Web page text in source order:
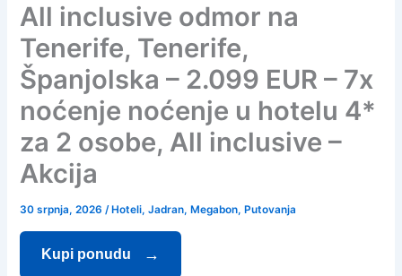
All inclusive odmor na
Tenerife, Tenerife,
Španjolska – 2.099 EUR – 7x
noćenje noćenje u hotelu 4*
za 2 osobe, All inclusive –
Akcija
30 srpnja, 2026/ Hoteli,Jadran, Megabon, Putovanja
Kupi ponudu